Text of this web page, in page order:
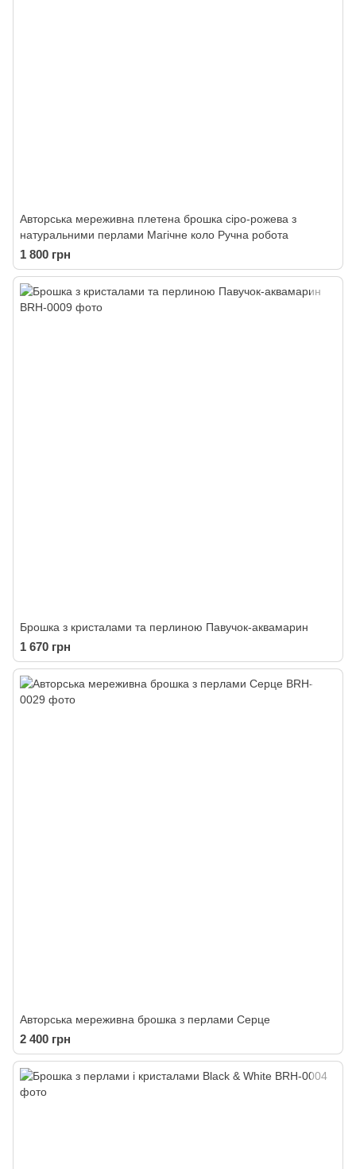
Авторська мереживна плетена брошка сіро-рожева з
натуральними перлами Магічне коло Ручна робота
1 800 грн
Брошка з кристалами та перлиною Павучок-аквамарин
1 670 грн
Авторська мереживна брошка з перлами Серце
2 400 грн